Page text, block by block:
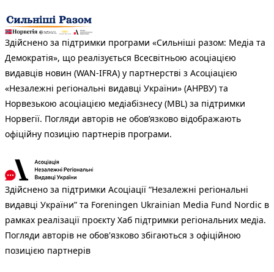
Здійснено за підтримки програми «Сильніші разом: Медіа та
Демократія», що реалізується Всесвітньою асоціацією
видавців новин (WAN-IFRA) у партнерстві з Асоціацією
«Незалежні регіональні видавці України» (АНРВУ) та
Норвезькою асоціацією медіабізнесу (MBL) за підтримки
Норвегії. Погляди авторів не обов’язково відображають
офіційну позицію партнерів програми.
Здійснено за підтримки Асоціації “Незалежні регіональні
видавці України” та Foreningen Ukrainian Media Fund Nordic в
рамках реалізації проєкту Хаб підтримки регіональних медіа.
Погляди авторів не обов'язково збігаються з офіційною
позицією партнерів